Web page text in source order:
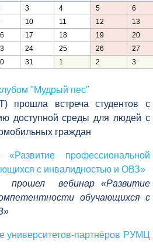
3 4 5
6
10 11 12
13
17 18 19
20
24 25 26
27
31 1 2 3
"Мудрый пес"
встреча студентов с
доступной среды для людей с
граждан
«Развитие профессиональной
с инвалидностью и ОВЗ»
прошел вебинар «Развитие
обучающихся с
университетов-партнёров РУМЦ